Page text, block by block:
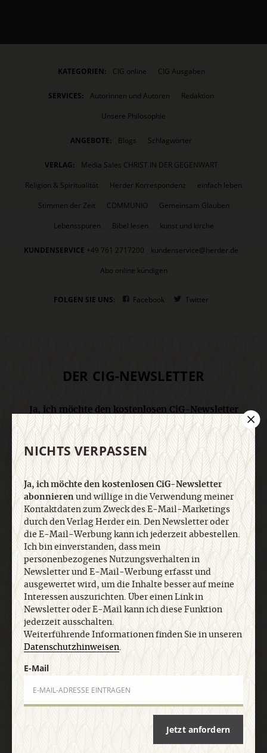
KATEGORIEN: CIG online CIG Ausgaben
SERVICES: Autorinnen und Autoren
Redaktion
Unsere Philosophie
ANGEBOTE: Blogs Schlagwörter
VERLAG:
Media Sales CHRIST IN DER GEGENWART
Religion & Spiritualität
Herder Korrespondenz
einfach leben
Stimmen der Zeit
COMMUNIO
Gemeinsam Glauben
Lebensspuren
Bibel lesen kunst und kirche
KUNDENSERVICE +49 761 2717200
kundenservice@herder.de
Abo online kündigen
FOLGEN SIE UNS: Facebook Twitter
DER CIG-NEWSLETTER
Ja, ich möchte den kostenlosen CiG-Newsletter
abonnierenund willige in die Verwendung meiner
Kontaktdaten zum Zweck des E-Mail-Marketings
durch den Verlag Herder ein. Den Newsletter oder
die E-Mail-Werbung kann ich jederzeit abbestellen.
Ich bin einverstanden, dass mein
personenbezogenes Nutzungsverhalten in
Newsletter und E-Mail-Werbung erfasst und
ausgewertet wird, um die Inhalte besser auf meine
Interessen auszurichten. Über einen Link in
Newsletter oder E-Mail kann ich diese Funktion
jederzeit ausschalten. Weiterführende
Informationen finden Sie in unseren
Datenschutzhinweisen
E-Mail
NICHTS VERPASSEN
Ja, ich möchte den kostenlosen CiG-Newsletter
abonnierenund willige in die Verwendung meiner
Kontaktdaten zum Zweck des E-Mail-Marketings
durch den Verlag Herder ein. Den Newsletter oder
die E-Mail-Werbung kann ich jederzeit abbestellen.
Ich bin einverstanden, dass mein
personenbezogenes Nutzungsverhalten in
Newsletter und E-Mail-Werbung erfasst und
ausgewertet wird, um die Inhalte besser auf meine
Interessen auszurichten. Über einen Link in
Newsletter oder E-Mail kann ich diese Funktion
jederzeit ausschalten.
Weiterführende Informationen finden Sie in unseren
Datenschutzhinweisen.
E-Mail
Jetzt anfordern